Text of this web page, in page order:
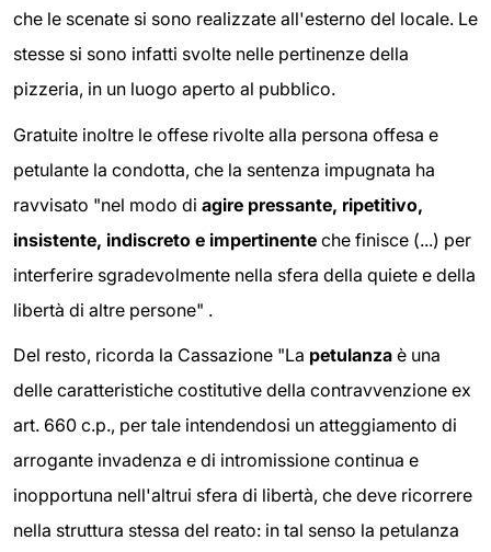
che le scenate si sono realizzate all'esterno del locale. Le
stesse si sono infatti svolte nelle pertinenze della
pizzeria, in un luogo aperto al pubblico.
Gratuite inoltre le offese rivolte alla persona offesa e
petulante la condotta, che la sentenza impugnata ha
ravvisato "nel modo di agire pressante, ripetitivo,
insistente, indiscreto e impertinente che finisce (...) per
interferire sgradevolmente nella sfera della quiete e della
libertà di altre persone" .
Del resto, ricorda la Cassazione "La petulanza è una
delle caratteristiche costitutive della contravvenzione ex
art. 660 c.p., per tale intendendosi un atteggiamento di
arrogante invadenza e di intromissione continua e
inopportuna nell'altrui sfera di libertà, che deve ricorrere
nella struttura stessa del reato: in tal senso la petulanza